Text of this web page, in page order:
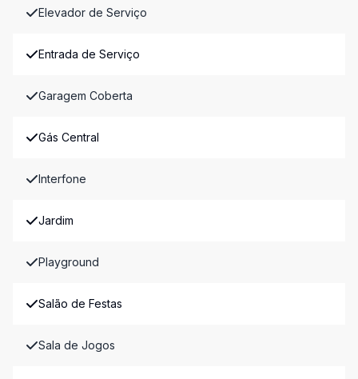
Elevador de Serviço
Entrada de Serviço
Garagem Coberta
Gás Central
Interfone
Jardim
Playground
Salão de Festas
Sala de Jogos